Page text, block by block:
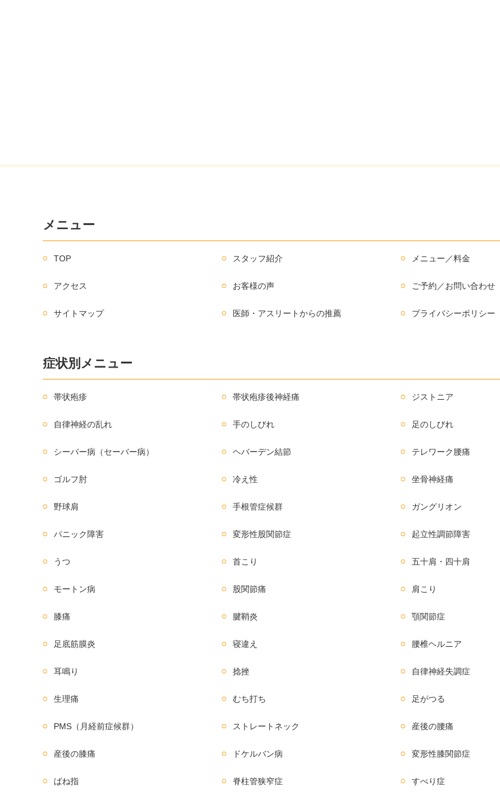
メニュー
TOP スタッフ紹介 メニュー／料金
アクセス お客様の声 ご予約／お問い合わせ
サイトマップ 医師・アスリートからの推薦 プライバシーポリシー
症状別メニュー
帯状疱疹 帯状疱疹後神経痛 ジストニア
自律神経の乱れ 手のしびれ 足のしびれ
シーバー病（セーバー病） ヘバーデン結節 テレワーク腰痛
ゴルフ肘 冷え性 坐骨神経痛
野球肩 手根管症候群 ガングリオン
パニック障害 変形性股関節症 起立性調節障害
うつ 首こり 五十肩・四十肩
モートン病 股関節痛 肩こり
膝痛 腱鞘炎 顎関節症
足底筋膜炎 寝違え 腰椎ヘルニア
耳鳴り 捻挫 自律神経失調症
生理痛 むち打ち 足がつる
PMS（月経前症候群） ストレートネック 産後の腰痛
産後の膝痛 ドケルバン病 変形性膝関節症
ばね指 脊柱管狭窄症 すべり症